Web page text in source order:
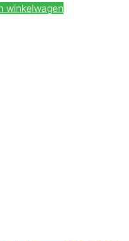
winkelwagen